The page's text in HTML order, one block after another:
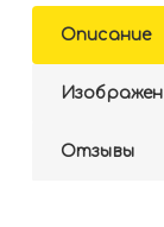
Описание
Отзывы